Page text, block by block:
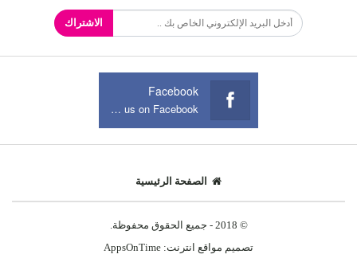
الاشتراك
Facebook
Join us on Facebook
الصفحة الرئيسية
© 2018 - جميع الحقوق محفوظة.
تصميم مواقع انترنت: AppsOnTime